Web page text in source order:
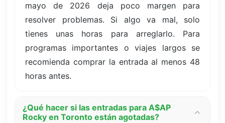
mayo de 2026 deja poco margen para
resolver problemas. Si algo va mal, solo
tienes unas horas para arreglarlo. Para
programas importantes o viajes largos se
recomienda comprar la entrada al menos 48
horas antes.
¿Qué hacer si las entradas para A$AP
Rocky en Toronto están agotadas?